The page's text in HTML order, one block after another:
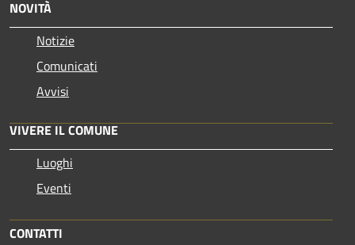
NOVITÀ
Notizie
Comunicati
Avvisi
VIVERE IL COMUNE
Luoghi
Eventi
CONTATTI